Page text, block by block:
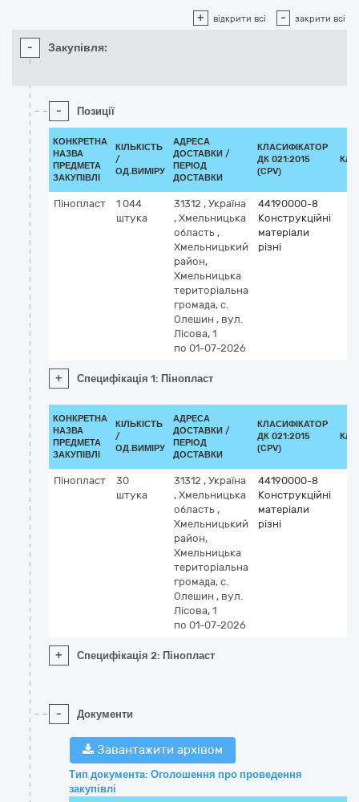
+ відкрити всі - закрити всі
- Закупівля:
- Позиції
КОНКРЕТНА
НАЗВА
ПРЕДМЕТА
ЗАКУПІВЛІ
КІЛЬКІСТЬ
/
ОД.ВИМІРУ
АДРЕСА
ДОСТАВКИ /
ПЕРІОД
ДОСТАВКИ
КЛАСИФІКАТОР
ДК 021:2015
(CPV)
Пінопласт
1 044
штука
31312 , Україна
, Хмельницька
область ,
Хмельницький
район,
Хмельницька
територіальна
громада, с.
Олешин , вул.
Лісова, 1
по 01-07-2026
44190000-8
Конструкційні
матеріали
різні
+ Специфікація 1: Пінопласт
КОНКРЕТНА
НАЗВА
ПРЕДМЕТА
ЗАКУПІВЛІ
КІЛЬКІСТЬ
/
ОД.ВИМІРУ
АДРЕСА
ДОСТАВКИ /
ПЕРІОД
ДОСТАВКИ
КЛАСИФІКАТОР
ДК 021:2015
(CPV)
Пінопласт
30
штука
31312 , Україна
, Хмельницька
область ,
Хмельницький
район,
Хмельницька
територіальна
громада, с.
Олешин , вул.
Лісова, 1
по 01-07-2026
44190000-8
Конструкційні
матеріали
різні
+ Специфікація 2: Пінопласт
- Документи
Завантажити архівом
Тип документа: Оголошення про проведення
закупівлі